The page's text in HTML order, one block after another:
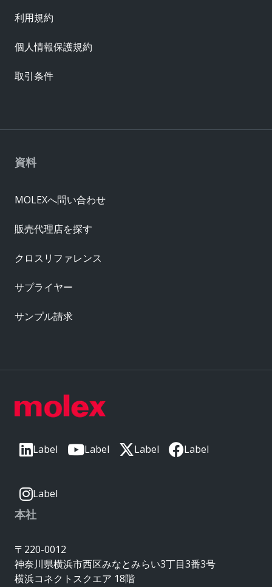
Label Label Label Label
Label
本社
〒220-0012
神奈川県横浜市西区みなとみらい3丁目3番3号
横浜コネクトスクエア 18階
資料
MOLEXへ問い合わせ
販売代理店を探す
クロスリファレンス
サプライヤー
サンプル請求
利用規約
個人情報保護規約
取引条件